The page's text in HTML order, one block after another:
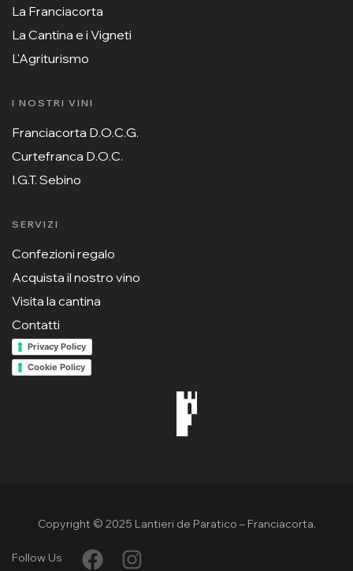
La Franciacorta
La Cantina e i Vigneti
L'Agriturismo
I NOSTRI VINI
Franciacorta D.O.C.G.
Curtefranca D.O.C.
I.G.T. Sebino
SERVIZI
Confezioni regalo
Acquista il nostro vino
Visita la cantina
Contatti
Privacy Policy
Cookie Policy
Copyright © 2025 Lantieri de Paratico – Franciacorta.
Follow Us